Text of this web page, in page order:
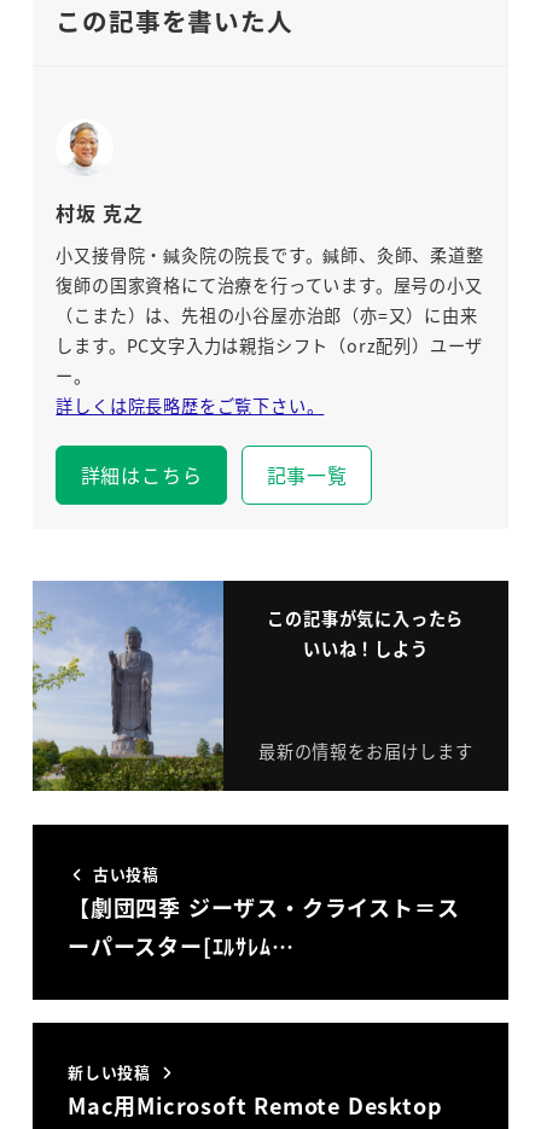
この記事を書いた人
村坂 克之
小又接骨院・鍼灸院の院長です。鍼師、灸師、柔道整
復師の国家資格にて治療を行っています。屋号の小又
（こまた）は、先祖の小谷屋亦治郎（亦=又）に由来
します。PC文字入力は親指シフト（orz配列）ユーザ
ー。
詳しくは院長略歴をご覧下さい。
詳細はこちら 記事一覧
この記事が気に入ったら
いいね！しよう
最新の情報をお届けします
古い投稿
【劇団四季 ジーザス・クライスト＝ス
ーパースター[ｴﾙｻﾚﾑ…
新しい投稿
Mac用Microsoft Remote Desktop